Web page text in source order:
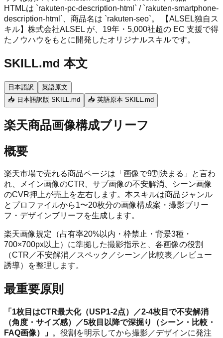
HTMLは `rakuten-pc-description-html` / `rakuten-smartphone-
description-html`、商品名は `rakuten-seo`。 【ALSEL独自ス
キル】株式会社ALSEL が、19年・5,000社超の EC 支援で得
たノウハウをもとに開発したオリジナルスキルです。
SKILL.md 本文
日本語訳
英語原文
📥 日本語訳版 SKILL.md
📥 英語原本 SKILL.md
楽天商品画像構成ブリーフ
概要
楽天市場で売れる商品ページは「画像で9割決まる」と言わ
れ、メイン画像のCTR、サブ画像の不安解消、シーン画像
のCVR押上が売上を左右します。本スキルは商品ジャンル
とプロファイルから1〜20枚分の画像構成案・撮影ブリー
フ・デザインブリーフを生成します。
楽天画像規定（占有率20%以内・枠禁止・背景3種・
700×700px以上）に準拠した撮影指示と、各画像の役割
（CTR／不安解消／スペック／シーン／比較表／レビュー
誘導）を整理します。
最重要原則
「1枚目はCTR最大化（USP1-2点）／2-4枚目で不安解消
（角度・サイズ感）／5枚目以降で深掘り（シーン・比較・
FAQ画像）」 。役割を明示してから撮影／デザインに発注